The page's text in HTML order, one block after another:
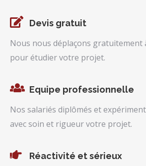
Devis gratuit
Nous nous déplaçons gratuitement
pour étudier votre projet.
Equipe professionnelle
Nos salariés diplômés et
avec soin et rigueur votre projet.
Réactivité et sérieux